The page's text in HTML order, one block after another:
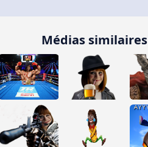
Médias similaires